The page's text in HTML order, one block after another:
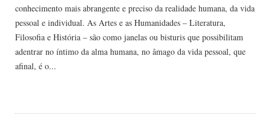
conhecimento mais abrangente e preciso da realidade humana, da vida
pessoal e individual. As Artes e as Humanidades – Literatura,
Filosofia e História – são como janelas ou bisturis que possibilitam
adentrar no íntimo da alma humana, no âmago da vida pessoal, que
afinal, é o...